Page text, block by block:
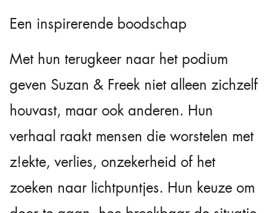
Een inspirerende boodschap
Met hun terugkeer naar het podium
geven Suzan & Freek niet alleen zichzelf
houvast, maar ook anderen. Hun
verhaal raakt mensen die worstelen met
z!ekte, verlies, onzekerheid of het
zoeken naar lichtpuntjes. Hun keuze om